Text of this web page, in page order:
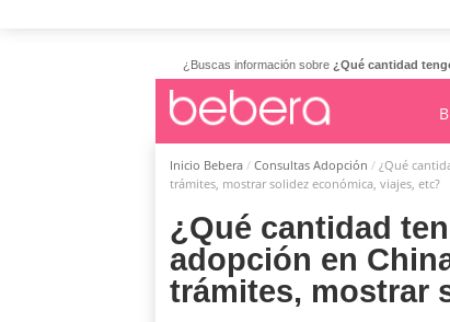
¿Buscas información sobre ¿Qué cantidad
Inicio Bebera / Consultas Adopción / ¿Qué
trámites, mostrar solidez económica, viajes, etc?
¿Qué cantidad
adopción en
trámites, mostrar